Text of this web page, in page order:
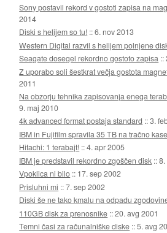
Sony postavil rekord v gostoti zapisa na
2014
Diski s helijem so tu! ::6. nov 2013
Western Digital razvil s helijem polnjene
Seagate dosegel rekordno gostoto zapisa ::
Z uporabo soli šestkrat večja gostota
2011
Na obzorju tehnika zapisovanja enega
9. maj 2010
4k advanced format postaja standard ::3.
IBM in Fujifilm spravila 35 TB na tračno
Hitachi: 1 terabajt! ::4. apr 2005
IBM je predstavil rekordno zgoščen disk ::
Vpoklica ni bilo :: 17. sep 2002
Prisluhni mi ::7. sep 2002
Diski še ne tako kmalu na odpadu
110GB disk za prenosnike ::20. avg 2001
Temni časi za računalniške diske ::5. avg